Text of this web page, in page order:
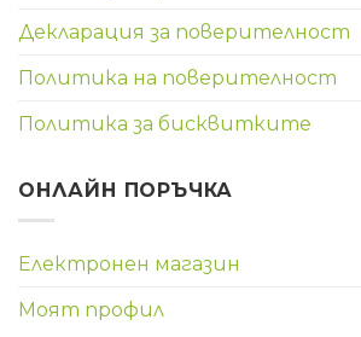
Декларация за поверителност
Политика на поверителност
Политика за бисквитките
ОНЛАЙН ПОРЪЧКА
Електронен магазин
Моят профил